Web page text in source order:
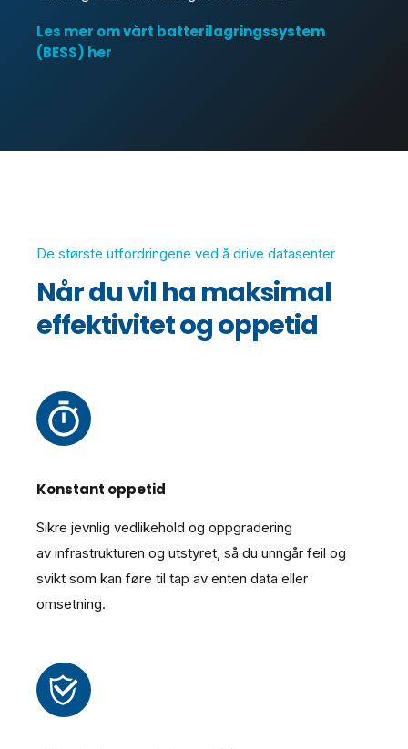
Les mer om vårt batterilagringssystem
(BESS) her
De største utfordringene ved å drive datasenter
Når du vil ha maksimal
effektivitet og oppetid
Konstant oppetid
Sikre jevnlig vedlikehold og oppgradering
av infrastrukturen og utstyret, så du unngår feil og
svikt som kan føre til tap av enten data eller
omsetning.